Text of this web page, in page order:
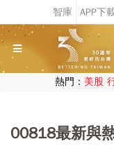
熱門： 美股
00818最新與